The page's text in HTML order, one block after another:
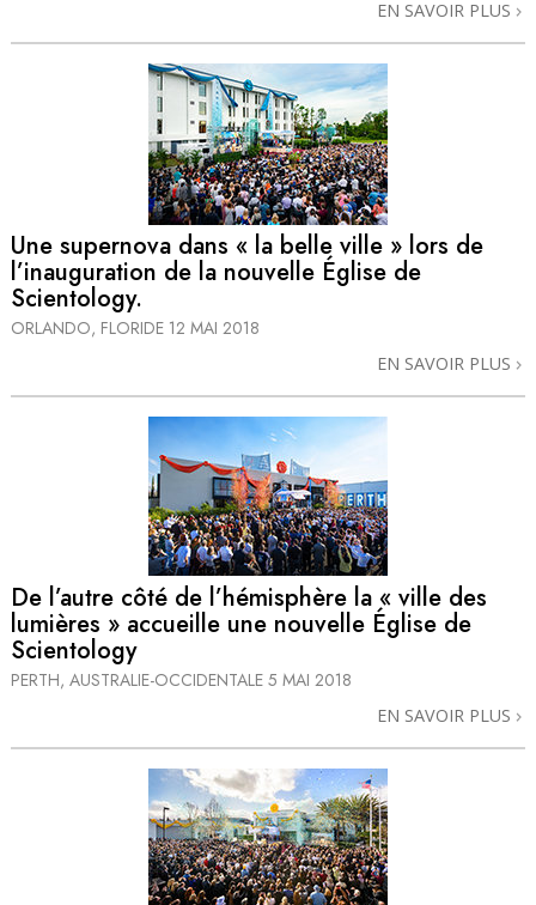
EN SAVOIR PLUS
Une supernova dans « la belle ville » lors de
l’inauguration de la nouvelle Église de
Scientology.
ORLANDO, FLORIDE 12 MAI 2018
EN SAVOIR PLUS
De l’autre côté de l’hémisphère la « ville des
lumières » accueille une nouvelle Église de
Scientology
PERTH, AUSTRALIE-OCCIDENTALE 5 MAI 2018
EN SAVOIR PLUS